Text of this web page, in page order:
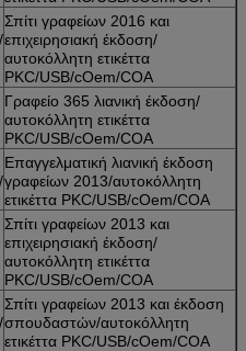
Σπίτι γραφείων 2016 και
επιχειρησιακή έκδοση/
αυτοκόλλητη ετικέττα
PKC/USB/cOem/COA
Γραφείο 365 λιανική έκδοση/
αυτοκόλλητη ετικέττα
PKC/USB/cOem/COA
Επαγγελματική λιανική έκδοση
γραφείων 2013/αυτοκόλλητη
ετικέττα PKC/USB/cOem/COA
Σπίτι γραφείων 2013 και
επιχειρησιακή έκδοση/
αυτοκόλλητη ετικέττα
PKC/USB/cOem/COA
Σπίτι γραφείων 2013 και έκδοση
σπουδαστών/αυτοκόλλητη
ετικέττα PKC/USB/cOem/COA